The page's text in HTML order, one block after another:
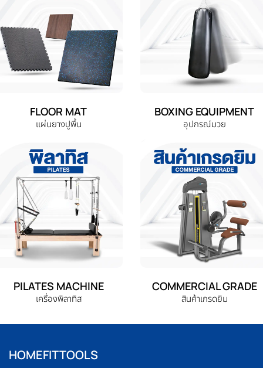
FLOOR MAT
แผ่นยางปูพื้น
BOXING EQUIPMENT
อุปกรณ์มวย
PILATES MACHINE
เครื่องพิลาทิส
COMMERCIAL GRADE
สินค้าเกรดยิม
HOMEFITTOOLS